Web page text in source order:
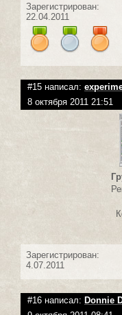
Зарегистрирован:
22.04.2011
#15 написал:
8 октября 2011 21:51
Зарегистрирован:
4.07.2011
#16 написал: Donnie